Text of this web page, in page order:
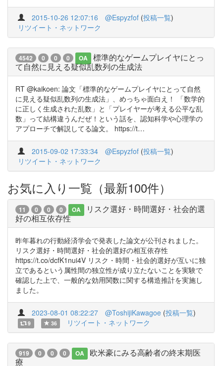
2015-10-26 12:07:16 @Espyzfof (投稿一覧)
リツイート・ネットワーク
4542 0 0 0 OA
標準的なゲームプレイヤにとっ
て自然に見える疑似乱数列の生成法
RT @kaikoen: 論文「標準的なゲームプレイヤにとって自然
に見える疑似乱数列の生成法」、めっちゃ面白え！ 「数学的
に正しく生成された乱数」と「プレイヤーが考える公平な乱
数」って結構違うんだぜ！という話を、認知科学や心理学の
アプローチで解説してる論文。 https://t…
2015-09-02 17:33:34 @Espyzfof (投稿一覧)
リツイート・ネットワーク
お気に入り一覧（最新100件）
11 0 0 0 OA
リスク選好・時間選好・社会的選
好の相互依存性
昨年暮れの行動経済学会で発表した論文が公刊されました。
リスク選好・時間選好・社会的選好の相互依存性
https://t.co/dcfK1nui4V リスク・時間・社会的選好が互いに独
立であるという属性間の独立性が成り立たないことを実験で
確認した上で、一般的な効用関数に関する構造推計を実施し
ました。
2023-08-01 08:22:27 @ToshijiKawagoe (投稿一覧)
9 36 リツイート・ネットワーク
919 0 0 0 OA
欧米豪にみる高齢者の終末期医
療